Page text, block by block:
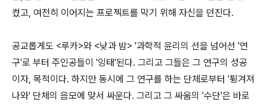
켰고, 여전히 이어지는 프로젝트를 막기 위해 자신을 던진다.
공교롭게도 <루카>와 <낮과 밤> '과학적 윤리의 선을 넘어선 '연
구'로 부터 주인공들이 '잉태'된다. 그리고 그들은 그 연구의 성공
이자, 목적이다. 하지만 동시에 그 연구를 하는 단체로부터 '튕겨져
나와' 단체의 음모에 맞서 싸운다. 그리고 그 싸움의 '수단'은 바로